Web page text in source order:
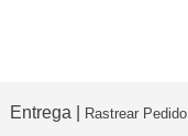
Entrega | Rastrear Pedido